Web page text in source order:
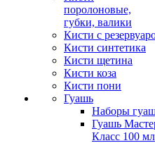
поролоновые,
губки, валики
Кисти с
Кисти синтетика
Кисти щетина
Кисти коза
Кисти пони
Гуашь
Наборы
Гуашь
Класс 100 мл